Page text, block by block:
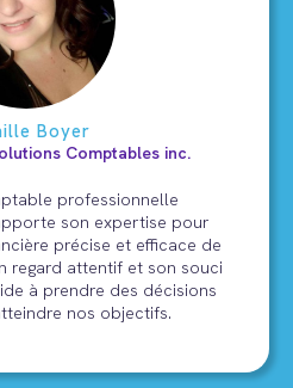
Boyer
Comptables inc.
professionnelle
son expertise pour
précise et efficace de
regard attentif et son souci
à prendre des décisions
nos objectifs.